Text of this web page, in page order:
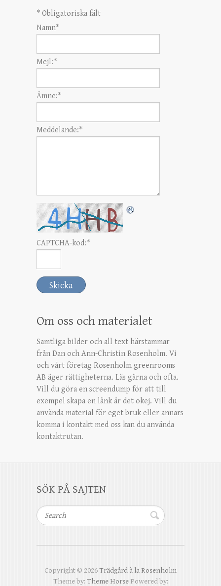
* Obligatoriska fält
Namn*
Mejl:*
Ämne:*
Meddelande:*
CAPTCHA-kod:*
Om oss och materialet
Samtliga bilder och all text härstammar
från Dan och Ann-Christin Rosenholm. Vi
och vårt företag Rosenholm greenrooms
AB äger rättigheterna. Läs gärna och ofta.
Vill du göra en screendump för att till
exempel skapa en länk är det okej. Vill du
använda material för eget bruk eller annars
komma i kontakt med oss kan du använda
kontaktrutan.
SÖK PÅ SAJTEN
Search
Copyright © 2026Trädgård à la Rosenholm
Theme by: Theme HorsePowered by: